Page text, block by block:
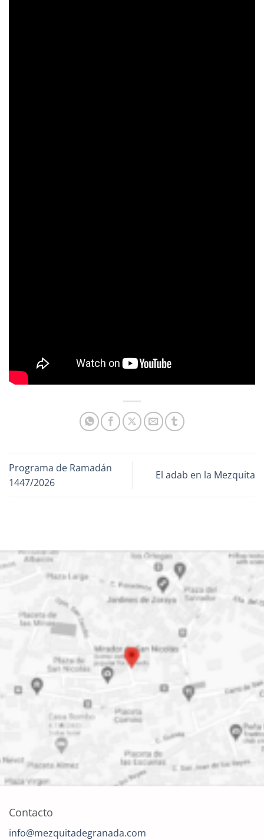
Programa de Ramadán
1447/2026
El adab en la Mezquita
Contacto
info@mezquitadegranada.com